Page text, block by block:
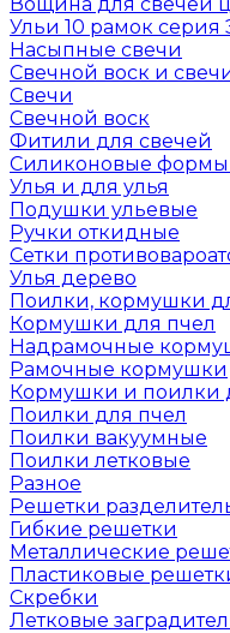
Ульи 10 рамок серия
Насыпные свечи
Свечной воск и
Свечи
Свечной воск
Фитили для свечей
Силиконовые формы
Улья и для улья
Подушки ульевые
Ручки откидные
Сетки
Улья дерево
Поилки, кормушки
Кормушки для пчел
Надрамочные
Рамочные кормушки
Кормушки и поилки
Поилки для пчел
Поилки вакуумные
Поилки летковые
Разное
Решетки
Гибкие решетки
Металлические
Пластиковые
Скребки
Летковые